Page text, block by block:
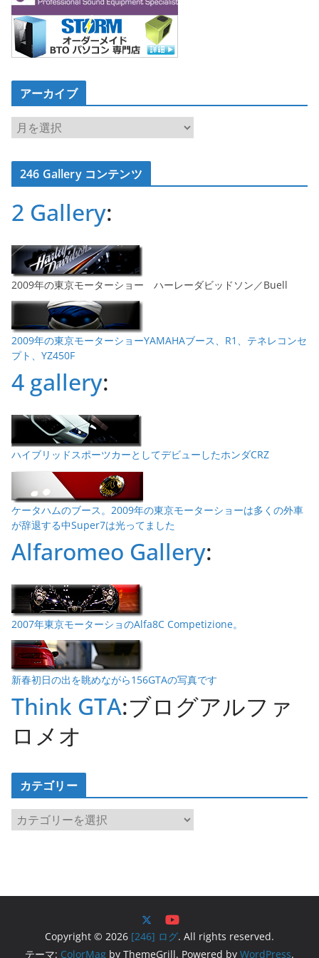
アーカイブ
ア
カ
イ246 Gallery コンテンツ
2 Gallery:
2009年の東京モーターショー ハーレーダビッドソン／Buell
2009年の東京モーターショーYAMAHAブース、R1、テネレコンセ
プト、YZ450F
4 gallery:
ハイブリッドスポーツカーとしてデビューしたホンダCRZ
ケータハムのブース。2009年の東京モーターショーは多くの外車
が辞退する中Super7は光ってました
Alfaromeo Gallery:
2007年東京モーターショのAlfa8C Competizione。
新春初日の出を眺めながら156GTAの写真です
Think GTA:ブログアルファ
ロメオ
カテゴリー
カ
Copyright © 2026 [246] ログ. All rights reserved.
テーマ: ColorMag by ThemeGrill. Powered by WordPress.